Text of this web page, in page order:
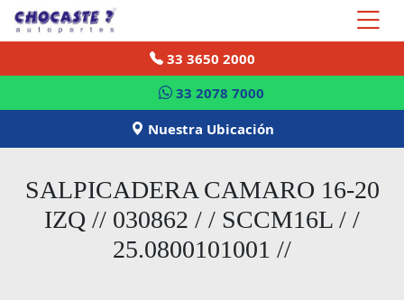
33 3650 2000
33 2078 7000
Nuestra Ubicación
SALPICADERA CAMARO 16-20
IZQ // 030862 / / SCCM16L / /
25.0800101001 //